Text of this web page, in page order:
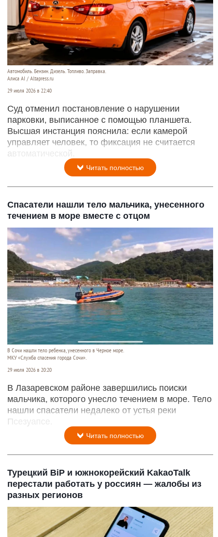
Автомобиль. Бензин. Дизель. Топливо. Заправка.
Алиса AI / Altapress.ru
29 июля 2026 в 22:40
Суд отменил постановление о нарушении
парковки, выписанное с помощью планшета.
Высшая инстанция пояснила: если камерой
управляет человек, то фиксация не считается
автоматической.
Читать полностью
Спасатели нашли тело мальчика, унесенного
течением в море вместе с отцом
В Сочи нашли тело ребенка, унесенного в Черное море.
МКУ «Служба спасения города Сочи».
29 июля 2026 в 20:20
В Лазаревском районе завершились поиски
мальчика, которого унесло течением в море. Тело
нашли спасатели недалеко от устья реки
Псезуапсе.
Читать полностью
Турецкий BiP и южнокорейский KakaoTalk
перестали работать у россиян — жалобы из
разных регионов